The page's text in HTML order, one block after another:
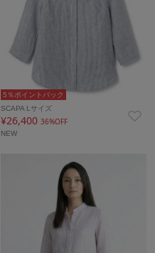
5％ポイントバック
SCAPA Lサイズ
¥26,40036%OFF
NEW